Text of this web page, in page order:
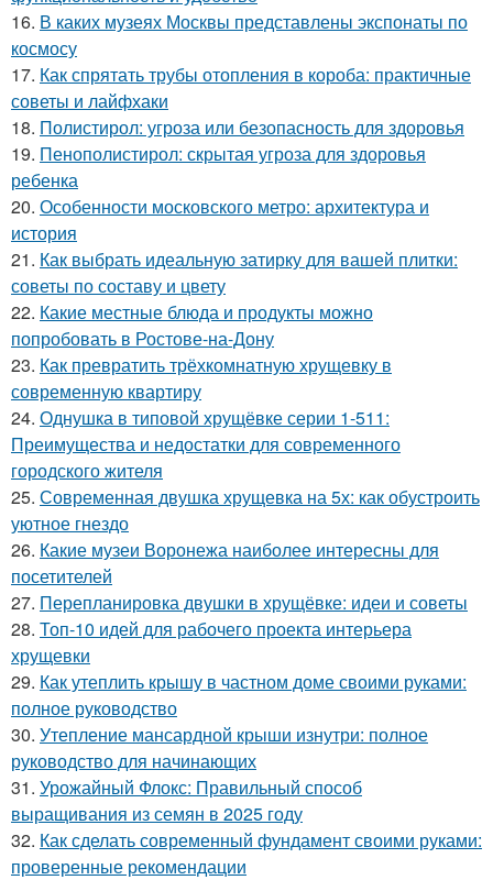
16. В каких музеях Москвы представлены экспонаты по
космосу
17. Как спрятать трубы отопления в короба: практичные
советы и лайфхаки
18. Полистирол: угроза или безопасность для здоровья
19. Пенополистирол: скрытая угроза для здоровья
ребенка
20. Особенности московского метро: архитектура и
история
21. Как выбрать идеальную затирку для вашей плитки:
советы по составу и цвету
22. Какие местные блюда и продукты можно
попробовать в Ростове-на-Дону
23. Как превратить трёхкомнатную хрущевку в
современную квартиру
24. Однушка в типовой хрущёвке серии 1-511:
Преимущества и недостатки для современного
городского жителя
25. Современная двушка хрущевка на 5х: как обустроить
уютное гнездо
26. Какие музеи Воронежа наиболее интересны для
посетителей
27. Перепланировка двушки в хрущёвке: идеи и советы
28. Топ-10 идей для рабочего проекта интерьера
хрущевки
29. Как утеплить крышу в частном доме своими руками:
полное руководство
30. Утепление мансардной крыши изнутри: полное
руководство для начинающих
31. Урожайный Флокс: Правильный способ
выращивания из семян в 2025 году
32. Как сделать современный фундамент своими руками:
проверенные рекомендации